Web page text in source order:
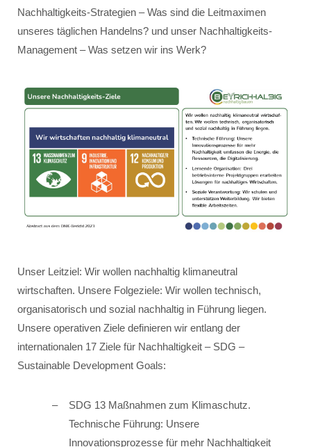
Nachhaltigkeits-Strategien – Was sind die Leitmaximen
unseres täglichen Handelns? und unser Nachhaltigkeits-
Management – Was setzen wir ins Werk?
Unser Leitziel: Wir wollen nachhaltig klimaneutral
wirtschaften. Unsere Folgeziele: Wir wollen technisch,
organisatorisch und sozial nachhaltig in Führung liegen.
Unsere operativen Ziele definieren wir entlang der
internationalen 17 Ziele für Nachhaltigkeit – SDG –
Sustainable Development Goals:
SDG 13 Maßnahmen zum Klimaschutz.
Technische Führung: Unsere
Innovationsprozesse für mehr Nachhaltigkeit